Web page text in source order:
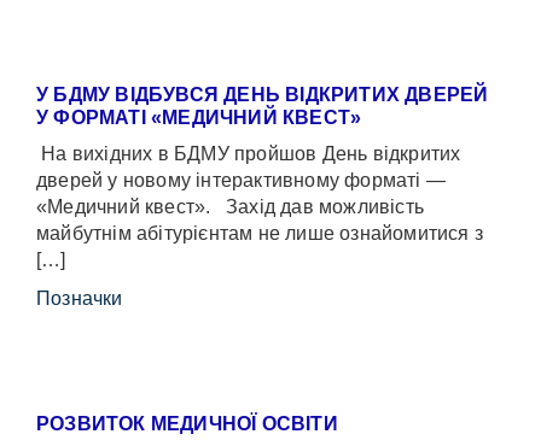
У БДМУ ВІДБУВСЯ ДЕНЬ ВІДКРИТИХ ДВЕРЕЙ
У ФОРМАТІ «МЕДИЧНИЙ КВЕСТ»
На вихідних в БДМУ пройшов День відкритих
дверей у новому інтерактивному форматі —
«Медичний квест». Захід дав можливість
майбутнім абітурієнтам не лише ознайомитися з
[…]
Позначки
РОЗВИТОК МЕДИЧНОЇ ОСВІТИ